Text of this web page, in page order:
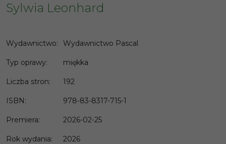
Sylwia Leonhard
Wydawnictwo: Wydawnictwo Pascal
Typ oprawy: miękka
Liczba stron: 192
ISBN: 978-83-8317-715-1
Premiera: 2026-02-25
Rok wydania: 2026